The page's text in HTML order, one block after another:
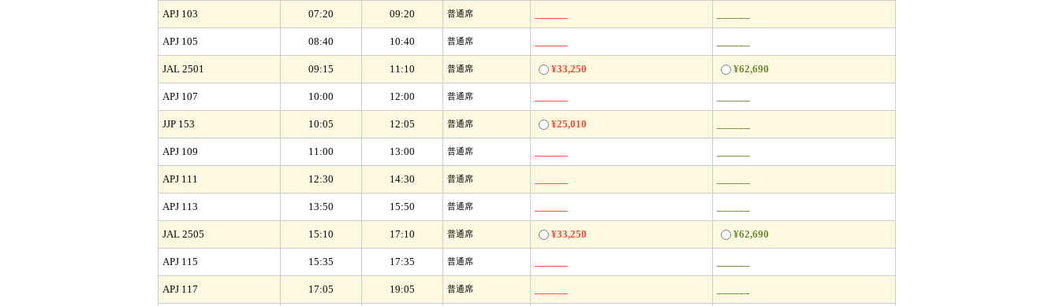
APJ 103 07:20 09:20 普通席
APJ 105 08:40 10:40 普通席
JAL 2501 09:15 11:10 普通席 ¥33,250 ¥62,690
APJ 107 10:00 12:00 普通席
JJP 153 10:05 12:05 普通席 ¥25,010
APJ 109 11:00 13:00 普通席
APJ 111 12:30 14:30 普通席
APJ 113 13:50 15:50 普通席
JAL 2505 15:10 17:10 普通席 ¥33,250 ¥62,690
APJ 115 15:35 17:35 普通席
APJ 117 17:05 19:05 普通席